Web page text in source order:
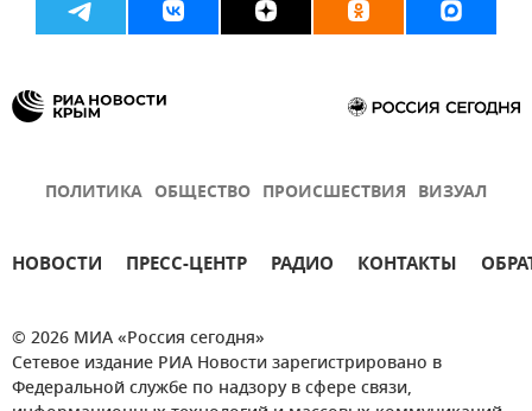
ПОЛИТИКА ОБЩЕСТВО ПРОИСШЕСТВИЯ ВИЗУАЛ
НОВОСТИ ПРЕСС-ЦЕНТР РАДИО КОНТАКТЫ
© 2026 МИА «Россия сегодня»
Сетевое издание РИА Новости зарегистрировано в
Федеральной службе по надзору в сфере связи,